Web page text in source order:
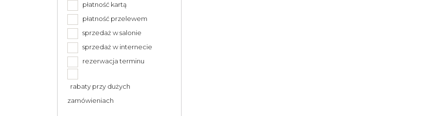
płatność kartą
płatność przelewem
sprzedaż w salonie
sprzedaż w internecie
rezerwacja terminu
rabaty przy dużych
zamówieniach